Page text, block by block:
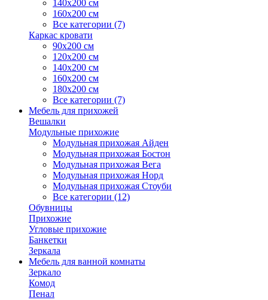
140х200 см
160х200 см
Все категории (7)
Каркас кровати
90х200 см
120х200 см
140х200 см
160х200 см
180х200 см
Все категории (7)
Мебель для прихожей
Вешалки
Модульные прихожие
Модульная прихожая Айден
Модульная прихожая Бостон
Модульная прихожая Вега
Модульная прихожая Норд
Модульная прихожая Стоуби
Все категории (12)
Обувницы
Прихожие
Угловые прихожие
Банкетки
Зеркала
Мебель для ванной комнаты
Зеркало
Комод
Пенал